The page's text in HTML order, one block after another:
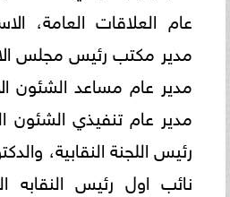
عام العلاقات العامة،
مدير مكتب رئيس مجلس
مدير عام مساعد الشئون
مدير عام تنفيذي الشئون
رئيس اللجنة النقابية،
نائب اول رئيس النقابه